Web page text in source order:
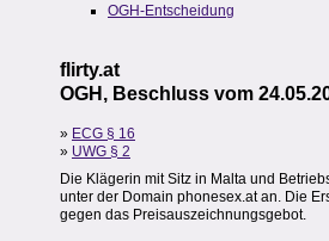
OGH-Entscheidung
flirty.at
OGH, Beschluss vom
» ECG § 16
» UWG § 2
Die Klägerin mit Sitz in Malta und
unter der Domain phonesex.at an. Die
gegen das Preisauszeichnungsgebot.